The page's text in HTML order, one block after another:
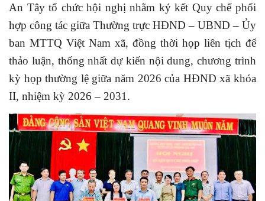
An Tây tổ chức hội nghị nhằm ký kết Quy chế phối
hợp công tác giữa Thường trực HĐND – UBND – Ủy
ban MTTQ Việt Nam xã, đồng thời họp liên tịch để
thảo luận, thống nhất dự kiến nội dung, chương trình
kỳ họp thường lệ giữa năm 2026 của HĐND xã khóa
II, nhiệm kỳ 2026 – 2031.